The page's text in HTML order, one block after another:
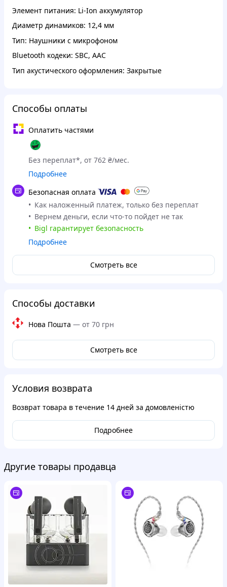
Элемент питания: Li-Ion аккумулятор
Диаметр динамиков: 12,4 мм
Тип: Наушники с микрофоном
Bluetooth кодеки: SBC, AAC
Тип акустического оформления: Закрытые
Способы оплаты
Оплатить частями
Без переплат*, от 762 ₴/мес.
Подробнее
Безопасная оплата
Как наложенный платеж, только без переплат
Вернем деньги, если что-то пойдет не так
Bigl гарантирует безопасность
Подробнее
Смотреть все
Способы доставки
Нова Пошта — от 70 грн
Смотреть все
Условия возврата
Возврат товара в течение 14 дней за домовленістю
Подробнее
Другие товары продавца